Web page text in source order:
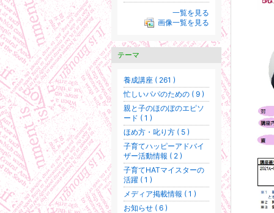
一覧を見る
画像一覧を見る
テーマ
養成講座 ( 261 )
忙しいパパのための ( 9 )
親と子のほのぼのエピソ
ード ( 1 )
ほめ方・叱り方 ( 5 )
子育てハッピーアドバイ
ザー活動情報 ( 2 )
子育てHATマイスターの
活躍 ( 1 )
メディア掲載情報 ( 1 )
お知らせ ( 6 )